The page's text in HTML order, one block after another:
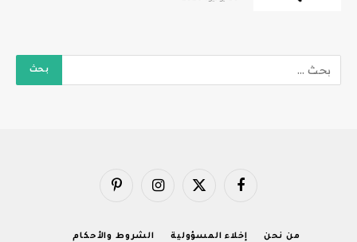
فيسبوك X
الانستغرامبينتيريست
من نحن إخلاء المسؤولية الشروط والأحكام